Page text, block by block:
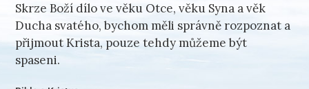
Skrze Boží dílo ve věku Otce, věku Syna a věk
Ducha svatého, bychom měli správně rozpoznat a
přijmout Krista, pouze tehdy můžeme být
spaseni.